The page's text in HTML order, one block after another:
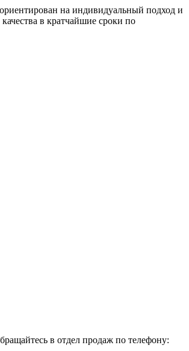
на индивидуальный подход и
в кратчайшие сроки по
в отдел продаж по телефону: